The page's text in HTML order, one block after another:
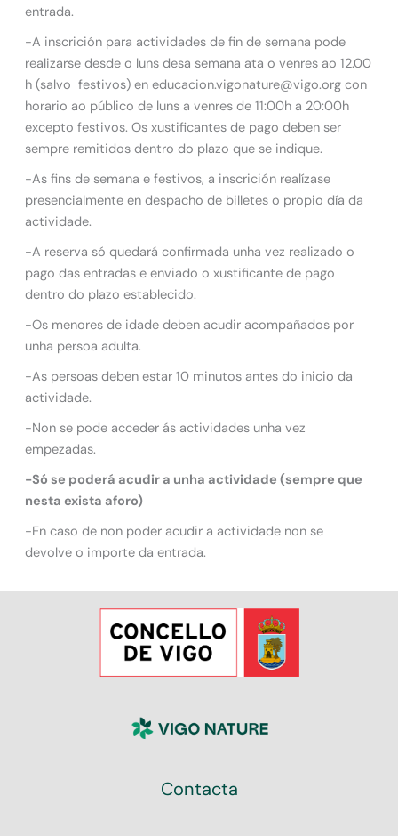
entrada.
-A inscrición para actividades de fin de semana pode
realizarse desde o luns desa semana ata o venres ao 12.00
h (salvo festivos) en educacion.vigonature@vigo.org con
horario ao público de luns a venres de 11:00h a 20:00h
excepto festivos. Os xustificantes de pago deben ser
sempre remitidos dentro do plazo que se indique.
-As fins de semana e festivos, a inscrición realízase
presencialmente en despacho de billetes o propio día da
actividade.
-A reserva só quedará confirmada unha vez realizado o
pago das entradas e enviado o xustificante de pago
dentro do plazo establecido.
-Os menores de idade deben acudir acompañados por
unha persoa adulta.
-As persoas deben estar 10 minutos antes do inicio da
actividade.
-Non se pode acceder ás actividades unha vez
empezadas.
-Só se poderá acudir a unha actividade (sempre que
nesta exista aforo)
-En caso de non poder acudir a actividade non se
devolve o importe da entrada.
Contacta